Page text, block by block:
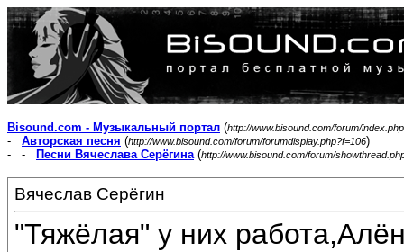
Bisound.com - Музыкальный портал (http://www.bisound.com/forum/index.php
- Авторская песня (http://www.bisound.com/forum/forumdisplay.php?f=106)
- -
Песни Вячеслава Серёгина(http://www.bisound.com/forum/
Вячеслав Серёгин
"Тяжёлая" у них